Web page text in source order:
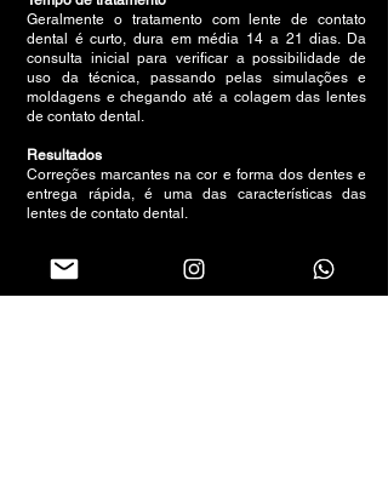
Geralmente o tratamento com lente de contato
dental é curto, dura em média 14 a 21 dias. Da
consulta inicial para verificar a possibilidade de
uso da técnica, passando pelas simulações e
moldagens e chegando até a colagem das lentes
de contato dental.
Resultados
Correções marcantes na cor e forma dos dentes e
entrega rápida, é uma das características das
lentes de contato dental.